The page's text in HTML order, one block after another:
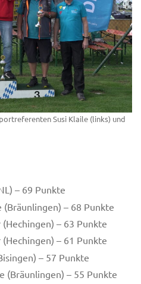
Susi Klaile (links) und
– 69 Punkte
(Bräunlingen) – 68 Punkte
– 63 Punkte
– 61 Punkte
– 57 Punkte
(Bräunlingen) – 55 Punkte